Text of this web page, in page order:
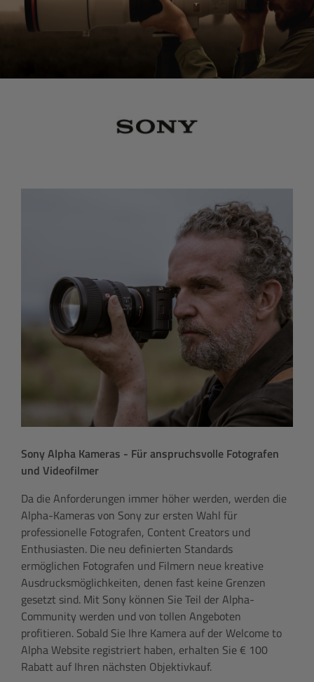
Sony Alpha Kameras - Für anspruchsvolle Fotografen
und Videofilmer
Da die Anforderungen immer höher werden, werden die
Alpha-Kameras von Sony zur ersten Wahl für
professionelle Fotografen, Content Creators und
Enthusiasten. Die neu definierten Standards
ermöglichen Fotografen und Filmern neue kreative
Ausdrucksmöglichkeiten, denen fast keine Grenzen
gesetzt sind. Mit Sony können Sie Teil der Alpha-
Community werden und von tollen Angeboten
profitieren. Sobald Sie Ihre Kamera auf der Welcome to
Alpha Website registriert haben, erhalten Sie € 100
Rabatt auf Ihren nächsten Objektivkauf.